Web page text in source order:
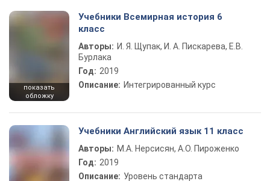
показать
обложку
Учебники Всемирная история 6
класс
Авторы: И. Я. Щупак, И. А. Пискарева, Е.В.
Бурлака
Год: 2019
Описание: Интегрированный курс
Учебники Английский язык 11 класс
Авторы: М.А. Нерсисян, А.О. Пироженко
Год: 2019
Описание: Уровень стандарта